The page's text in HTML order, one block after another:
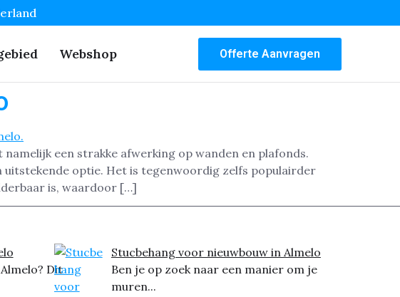
Webshop Offerte Aanvragen
een strakke afwerking op wanden en plafonds.
uitstekende optie. Het is tegenwoordig zelfs populairder
is, waardoor […]
Dit
Stucbehang voor nieuwbouw in Almelo
Ben je op zoek naar een manier om je
muren...